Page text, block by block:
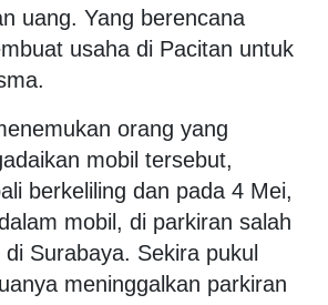
uang. Yang berencana
usaha di Pacitan untuk
orang yang
mobil tersebut,
berkeliling dan pada 4 Mei,
mobil, di parkiran salah
Surabaya. Sekira pukul
meninggalkan parkiran